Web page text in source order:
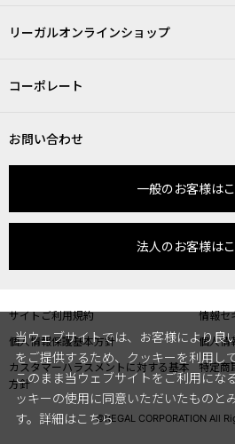
リーガルオンラインショップ
コーポレート
お問い合わせ
一般のお客様は
法人のお客様は
サイトご利用規約
情報セ
個人情報保護基本方針
個人情
カスタマーハラスメントに対する基本
方針
特定商
©REGAL CORPORATION All
当ウェブサイトでは、お客様により良
をご提供するため、クッキーを利用して
このまま当ウェブサイトをご利用にな
ッキーの使用に同意いただいたものと
す。 詳細はこちら